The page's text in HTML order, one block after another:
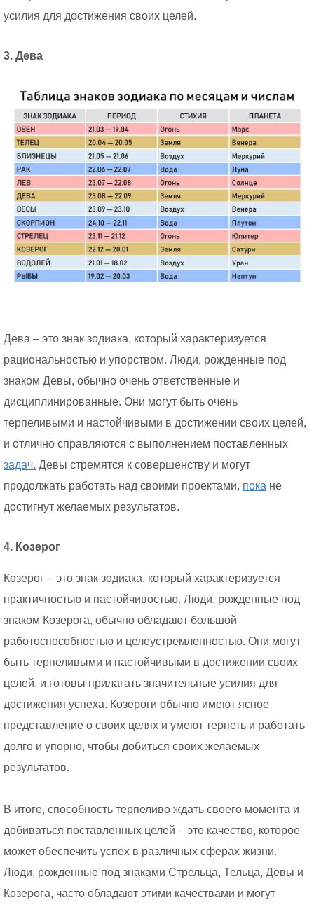
усилия для достижения своих целей.
3. Дева
Дева – это знак зодиака, который характеризуется
рациональностью и упорством. Люди, рожденные под
знаком Девы, обычно очень ответственные и
дисциплинированные. Они могут быть очень
терпеливыми и настойчивыми в достижении своих целей,
и отлично справляются с выполнением поставленных
задач. Девы стремятся к совершенству и могут
продолжать работать над своими проектами, пока не
достигнут желаемых результатов.
4. Козерог
Козерог – это знак зодиака, который характеризуется
практичностью и настойчивостью. Люди, рожденные под
знаком Козерога, обычно обладают большой
работоспособностью и целеустремленностью. Они могут
быть терпеливыми и настойчивыми в достижении своих
целей, и готовы прилагать значительные усилия для
достижения успеха. Козероги обычно имеют ясное
представление о своих целях и умеют терпеть и работать
долго и упорно, чтобы добиться своих желаемых
результатов.
В итоге, способность терпеливо ждать своего момента и
добиваться поставленных целей – это качество, которое
может обеспечить успех в различных сферах жизни.
Люди, рожденные под знаками Стрельца, Тельца, Девы и
Козерога, часто обладают этими качествами и могут